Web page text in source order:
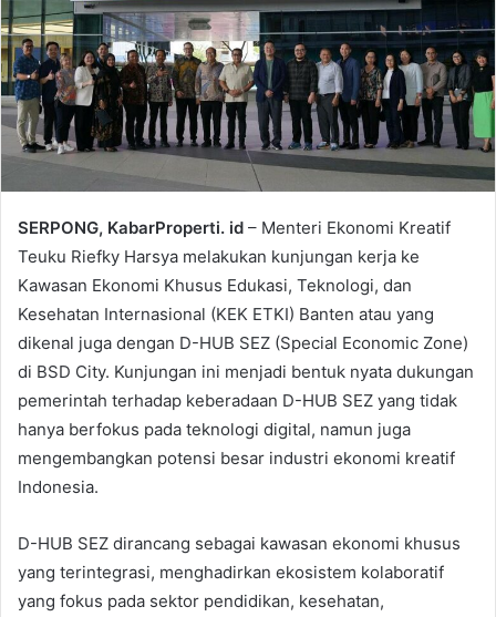
SERPONG, KabarProperti. id – Menteri Ekonomi Kreatif
Teuku Riefky Harsya melakukan kunjungan kerja ke
Kawasan Ekonomi Khusus Edukasi, Teknologi, dan
Kesehatan Internasional (KEK ETKI) Banten atau yang
dikenal juga dengan D-HUB SEZ (Special Economic Zone)
di BSD City. Kunjungan ini menjadi bentuk nyata dukungan
pemerintah terhadap keberadaan D-HUB SEZ yang tidak
hanya berfokus pada teknologi digital, namun juga
mengembangkan potensi besar industri ekonomi kreatif
Indonesia.
D-HUB SEZ dirancang sebagai kawasan ekonomi khusus
yang terintegrasi, menghadirkan ekosistem kolaboratif
yang fokus pada sektor pendidikan, kesehatan,